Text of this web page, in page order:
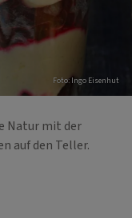
Foto: Ingo Eisenhut
Natur mit der
auf den Teller.